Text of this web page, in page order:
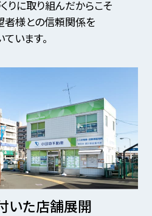
りに取り組んだからこそ
者様との信頼関係を
います。
いた店舗展開